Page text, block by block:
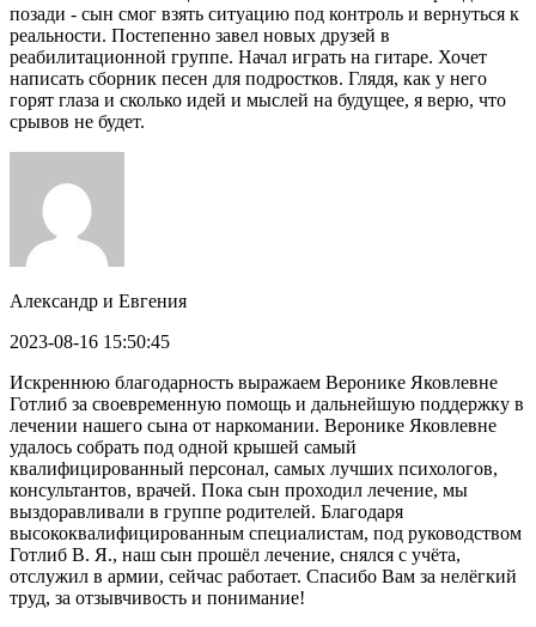
позади - сын смог взять ситуацию под контроль и вернуться к
реальности. Постепенно завел новых друзей в
реабилитационной группе. Начал играть на гитаре. Хочет
написать сборник песен для подростков. Глядя, как у него
горят глаза и сколько идей и мыслей на будущее, я верю, что
срывов не будет.
Александр и Евгения
2023-08-16 15:50:45
Искреннюю благодарность выражаем Веронике Яковлевне
Готлиб за своевременную помощь и дальнейшую поддержку в
лечении нашего сына от наркомании. Веронике Яковлевне
удалось собрать под одной крышей самый
квалифицированный персонал, самых лучших психологов,
консультантов, врачей. Пока сын проходил лечение, мы
выздоравливали в группе родителей. Благодаря
высококвалифицированным специалистам, под руководством
Готлиб В. Я., наш сын прошёл лечение, снялся с учёта,
отслужил в армии, сейчас работает. Спасибо Вам за нелёгкий
труд, за отзывчивость и понимание!